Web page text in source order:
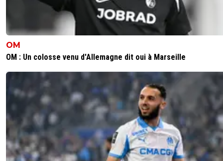
OM
OM : Un colosse venu d'Allemagne dit oui à Marseille